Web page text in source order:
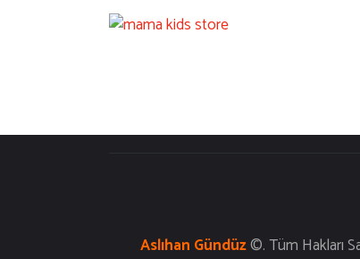
Aslıhan Gündüz©.